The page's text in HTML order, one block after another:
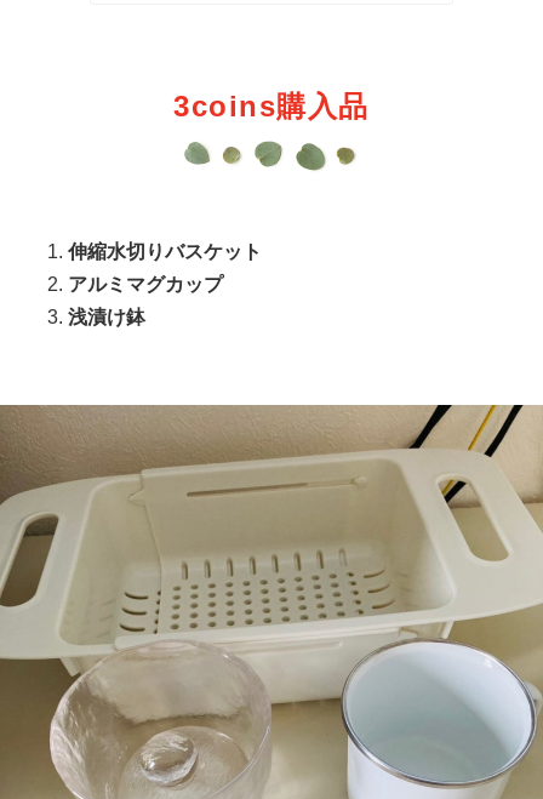
3coins購入品
伸縮水切りバスケット
アルミマグカップ
浅漬け鉢